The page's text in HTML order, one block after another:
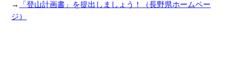
→
「登山計画書」を提出しましょう！（長野県ホームペー
ジ）